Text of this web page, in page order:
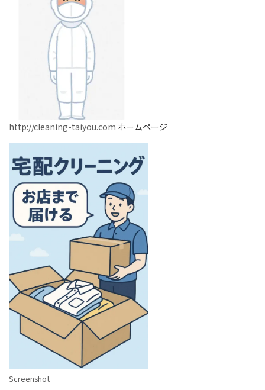
http://cleaning-taiyou.com ホームページ
Screenshot